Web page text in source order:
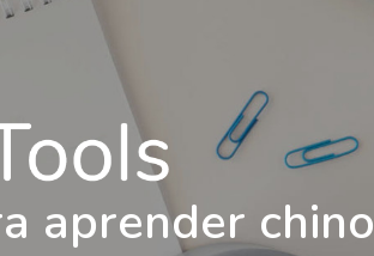
aprender chino